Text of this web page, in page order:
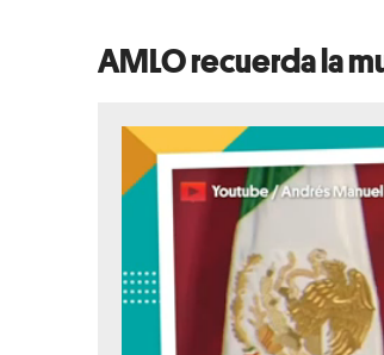
AMLO recuerda la